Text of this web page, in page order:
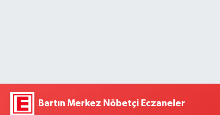
Bartın Merkez Nöbetçi Eczaneler